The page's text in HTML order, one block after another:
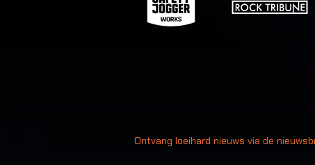
Ontvang loeihard nieuws via de